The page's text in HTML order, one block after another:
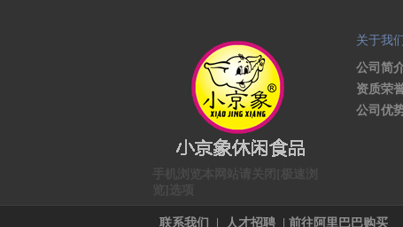
关于我们
公司简
资质荣
公司优
联系我们 人才招聘 前往阿里巴巴购买